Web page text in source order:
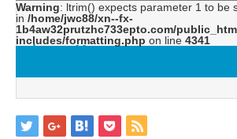
Warning: ltrim() expects parameter 1 to be
in /home/jwc88/xn--fx-
1b4aw32prutzhc733epto.com/
includes/formatting.php on line 4341
image11